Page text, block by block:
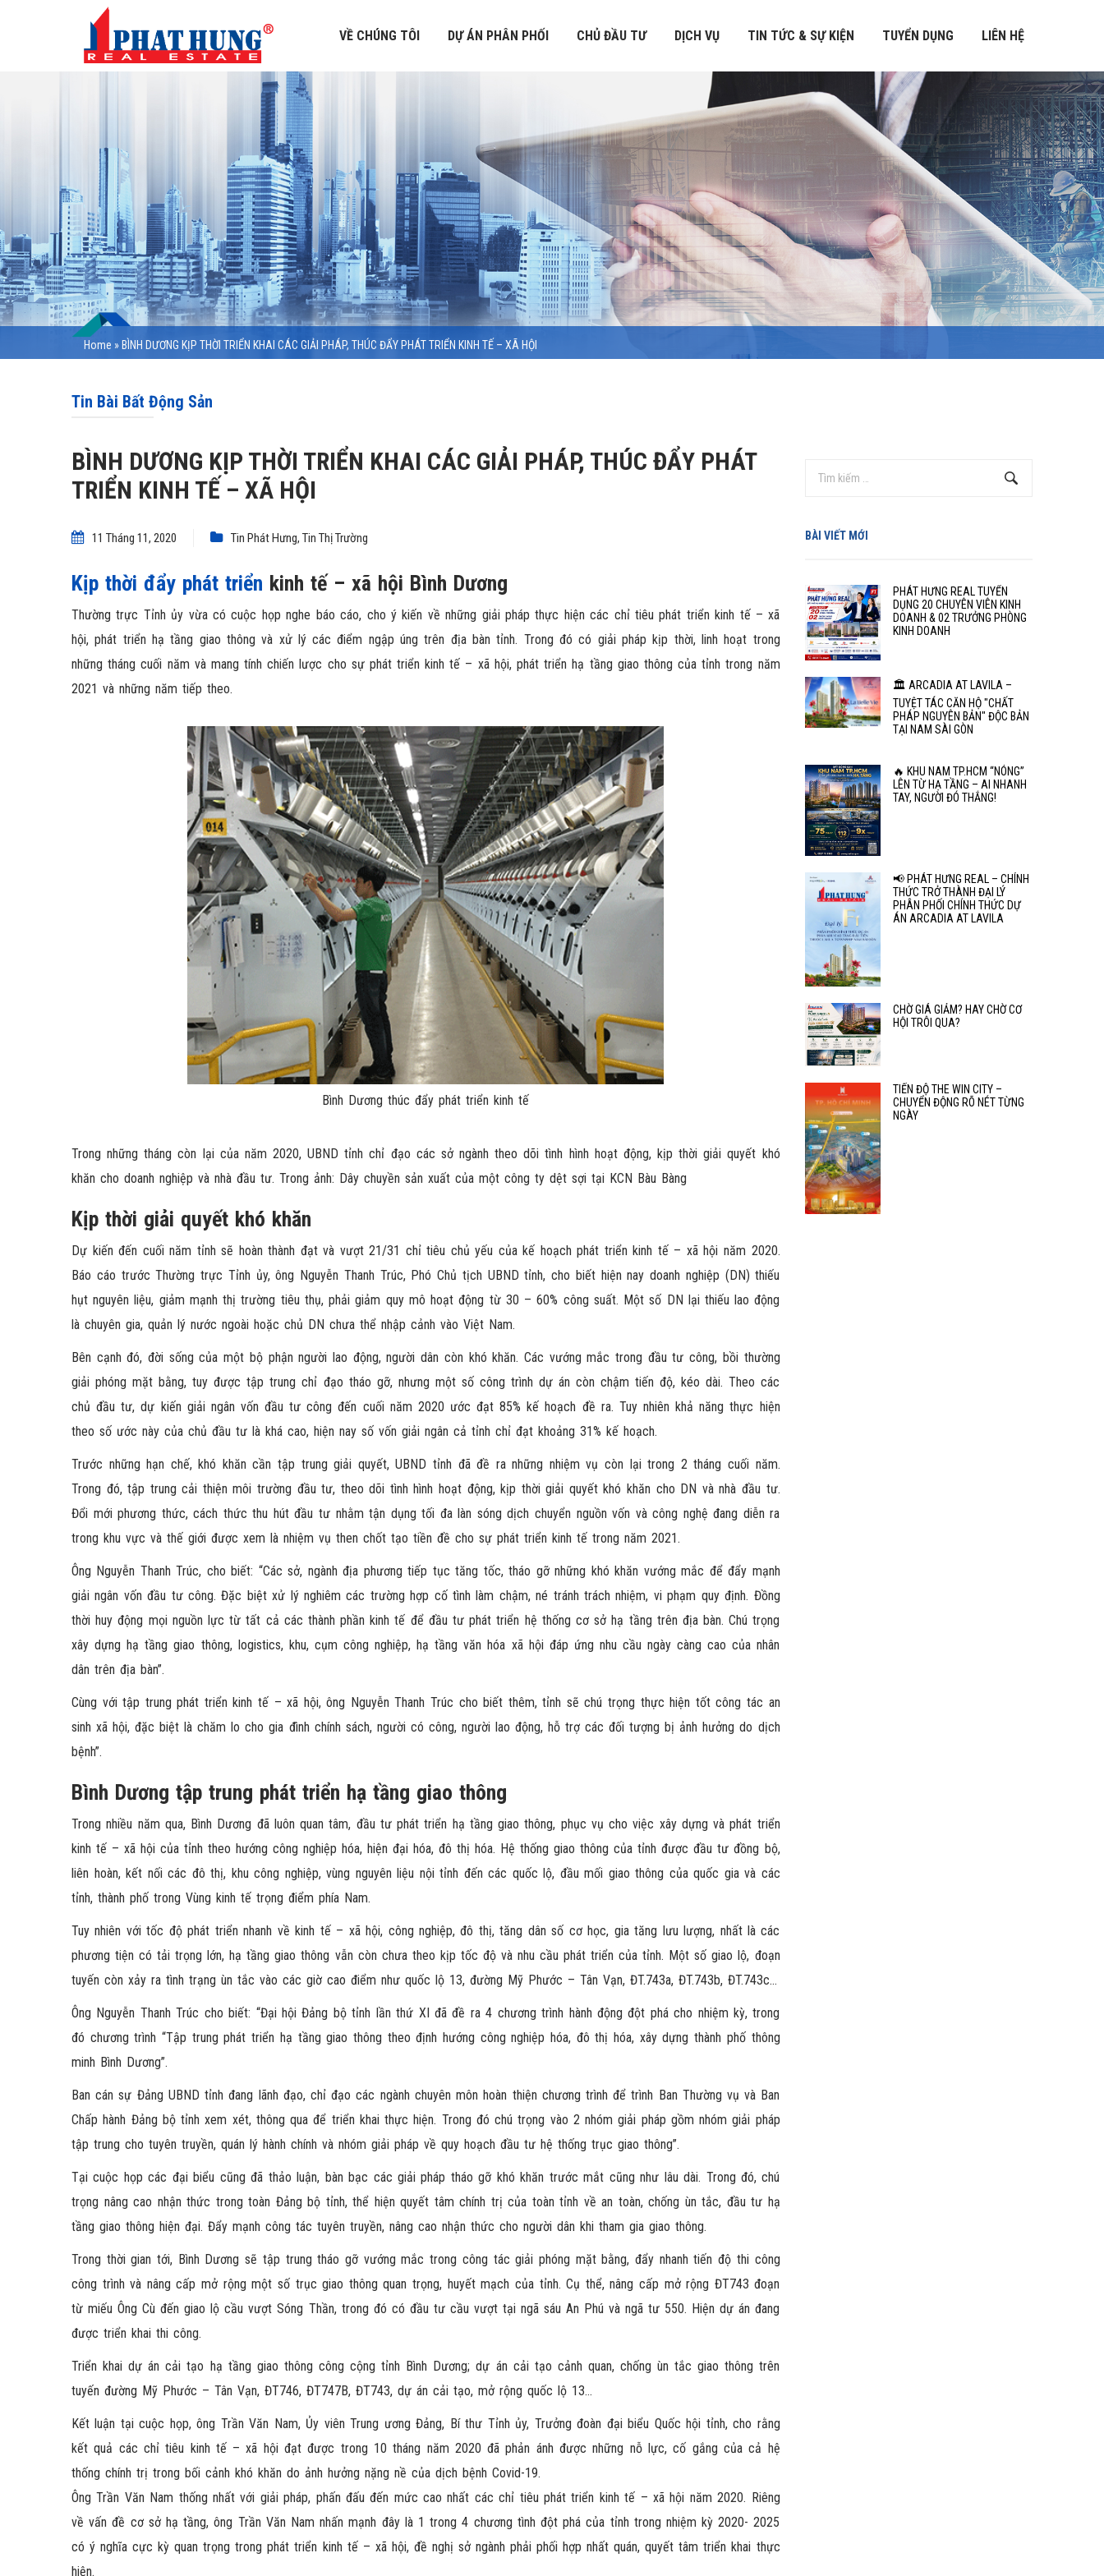
VỀ CHÚNG TÔI DỰ ÁN PHÂN PHỐI CHỦ ĐẦU TƯ DỊCH VỤ TIN TỨC & SỰ KIỆN TUYỂN DỤNG LIÊN HỆ
Home » BÌNH DƯƠNG KỊP THỜI TRIỂN KHAI CÁC GIẢI PHÁP, THÚC ĐẨY PHÁT TRIỂN KINH TẾ – XÃ HỘI
Tin Bài Bất Động Sản
BÌNH DƯƠNG KỊP THỜI TRIỂN KHAI CÁC GIẢI PHÁP, THÚC ĐẨY PHÁT
TRIỂN KINH TẾ – XÃ HỘI
11 Tháng 11, 2020 Tin Phát Hưng, Tin Thị Trường
Kịp thời đẩy phát triển kinh tế – xã hội Bình Dương
Thường trực Tỉnh ủy vừa có cuộc họp nghe báo cáo, cho ý kiến về những giải pháp thực hiện các chỉ tiêu phát triển kinh tế – xã
hội, phát triển hạ tầng giao thông và xử lý các điểm ngập úng trên địa bàn tỉnh. Trong đó có giải pháp kịp thời, linh hoạt trong
những tháng cuối năm và mang tính chiến lược cho sự phát triển kinh tế – xã hội, phát triển hạ tầng giao thông của tỉnh trong năm
2021 và những năm tiếp theo.
Bình Dương thúc đẩy phát triển kinh tế
Trong những tháng còn lại của năm 2020, UBND tỉnh chỉ đạo các sở ngành theo dõi tình hình hoạt động, kịp thời giải quyết khó
khăn cho doanh nghiệp và nhà đầu tư. Trong ảnh: Dây chuyền sản xuất của một công ty dệt sợi tại KCN Bàu Bàng
Kịp thời giải quyết khó khăn
Dự kiến đến cuối năm tỉnh sẽ hoàn thành đạt và vượt 21/31 chỉ tiêu chủ yếu của kế hoạch phát triển kinh tế – xã hội năm 2020.
Báo cáo trước Thường trực Tỉnh ủy, ông Nguyễn Thanh Trúc, Phó Chủ tịch UBND tỉnh, cho biết hiện nay doanh nghiệp (DN) thiếu
hụt nguyên liệu, giảm mạnh thị trường tiêu thụ, phải giảm quy mô hoạt động từ 30 – 60% công suất. Một số DN lại thiếu lao động
là chuyên gia, quản lý nước ngoài hoặc chủ DN chưa thể nhập cảnh vào Việt Nam.
Bên cạnh đó, đời sống của một bộ phận người lao động, người dân còn khó khăn. Các vướng mắc trong đầu tư công, bồi thường
giải phóng mặt bằng, tuy được tập trung chỉ đạo tháo gỡ, nhưng một số công trình dự án còn chậm tiến độ, kéo dài. Theo các
chủ đầu tư, dự kiến giải ngân vốn đầu tư công đến cuối năm 2020 ước đạt 85% kế hoạch đề ra. Tuy nhiên khả năng thực hiện
theo số ước này của chủ đầu tư là khá cao, hiện nay số vốn giải ngân cả tỉnh chỉ đạt khoảng 31% kế hoạch.
Trước những hạn chế, khó khăn cần tập trung giải quyết, UBND tỉnh đã đề ra những nhiệm vụ còn lại trong 2 tháng cuối năm.
Trong đó, tập trung cải thiện môi trường đầu tư, theo dõi tình hình hoạt động, kịp thời giải quyết khó khăn cho DN và nhà đầu tư.
Đổi mới phương thức, cách thức thu hút đầu tư nhằm tận dụng tối đa làn sóng dịch chuyển nguồn vốn và công nghệ đang diễn ra
trong khu vực và thế giới được xem là nhiệm vụ then chốt tạo tiền đề cho sự phát triển kinh tế trong năm 2021.
Ông Nguyễn Thanh Trúc, cho biết: “Các sở, ngành địa phương tiếp tục tăng tốc, tháo gỡ những khó khăn vướng mắc để đẩy mạnh
giải ngân vốn đầu tư công. Đặc biệt xử lý nghiêm các trường hợp cố tình làm chậm, né tránh trách nhiệm, vi phạm quy định. Đồng
thời huy động mọi nguồn lực từ tất cả các thành phần kinh tế để đầu tư phát triển hệ thống cơ sở hạ tầng trên địa bàn. Chú trọng
xây dựng hạ tầng giao thông, logistics, khu, cụm công nghiệp, hạ tầng văn hóa xã hội đáp ứng nhu cầu ngày càng cao của nhân
dân trên địa bàn”.
Cùng với tập trung phát triển kinh tế – xã hội, ông Nguyễn Thanh Trúc cho biết thêm, tỉnh sẽ chú trọng thực hiện tốt công tác an
sinh xã hội, đặc biệt là chăm lo cho gia đình chính sách, người có công, người lao động, hỗ trợ các đối tượng bị ảnh hưởng do dịch
bệnh”.
Bình Dương tập trung phát triển hạ tầng giao thông
Trong nhiều năm qua, Bình Dương đã luôn quan tâm, đầu tư phát triển hạ tầng giao thông, phục vụ cho việc xây dựng và phát triển
kinh tế – xã hội của tỉnh theo hướng công nghiệp hóa, hiện đại hóa, đô thị hóa. Hệ thống giao thông của tỉnh được đầu tư đồng bộ,
liên hoàn, kết nối các đô thị, khu công nghiệp, vùng nguyên liệu nội tỉnh đến các quốc lộ, đầu mối giao thông của quốc gia và các
tỉnh, thành phố trong Vùng kinh tế trọng điểm phía Nam.
Tuy nhiên với tốc độ phát triển nhanh về kinh tế – xã hội, công nghiệp, đô thị, tăng dân số cơ học, gia tăng lưu lượng, nhất là các
phương tiện có tải trọng lớn, hạ tầng giao thông vẫn còn chưa theo kịp tốc độ và nhu cầu phát triển của tỉnh. Một số giao lộ, đoạn
tuyến còn xảy ra tình trạng ùn tắc vào các giờ cao điểm như quốc lộ 13, đường Mỹ Phước – Tân Vạn, ĐT.743a, ĐT.743b, ĐT.743c…
Ông Nguyễn Thanh Trúc cho biết: “Đại hội Đảng bộ tỉnh lần thứ XI đã đề ra 4 chương trình hành động đột phá cho nhiệm kỳ, trong
đó chương trình “Tập trung phát triển hạ tầng giao thông theo định hướng công nghiệp hóa, đô thị hóa, xây dựng thành phố thông
minh Bình Dương”.
Ban cán sự Đảng UBND tỉnh đang lãnh đạo, chỉ đạo các ngành chuyên môn hoàn thiện chương trình để trình Ban Thường vụ và Ban
Chấp hành Đảng bộ tỉnh xem xét, thông qua để triển khai thực hiện. Trong đó chú trọng vào 2 nhóm giải pháp gồm nhóm giải pháp
tập trung cho tuyên truyền, quán lý hành chính và nhóm giải pháp về quy hoạch đầu tư hệ thống trục giao thông”.
Tại cuộc họp các đại biểu cũng đã thảo luận, bàn bạc các giải pháp tháo gỡ khó khăn trước mắt cũng như lâu dài. Trong đó, chú
trọng nâng cao nhận thức trong toàn Đảng bộ tỉnh, thể hiện quyết tâm chính trị của toàn tỉnh về an toàn, chống ùn tắc, đầu tư hạ
tầng giao thông hiện đại. Đẩy mạnh công tác tuyên truyền, nâng cao nhận thức cho người dân khi tham gia giao thông.
Trong thời gian tới, Bình Dương sẽ tập trung tháo gỡ vướng mắc trong công tác giải phóng mặt bằng, đẩy nhanh tiến độ thi công
công trình và nâng cấp mở rộng một số trục giao thông quan trọng, huyết mạch của tỉnh. Cụ thể, nâng cấp mở rộng ĐT743 đoạn
từ miếu Ông Cù đến giao lộ cầu vượt Sóng Thần, trong đó có đầu tư cầu vượt tại ngã sáu An Phú và ngã tư 550. Hiện dự án đang
được triển khai thi công.
Triển khai dự án cải tạo hạ tầng giao thông công cộng tỉnh Bình Dương; dự án cải tạo cảnh quan, chống ùn tắc giao thông trên
tuyến đường Mỹ Phước – Tân Vạn, ĐT746, ĐT747B, ĐT743, dự án cải tạo, mở rộng quốc lộ 13…
Kết luận tại cuộc họp, ông Trần Văn Nam, Ủy viên Trung ương Đảng, Bí thư Tỉnh ủy, Trưởng đoàn đại biểu Quốc hội tỉnh, cho rằng
kết quả các chỉ tiêu kinh tế – xã hội đạt được trong 10 tháng năm 2020 đã phản ánh được những nỗ lực, cố gắng của cả hệ
thống chính trị trong bối cảnh khó khăn do ảnh hưởng nặng nề của dịch bệnh Covid-19.
Ông Trần Văn Nam thống nhất với giải pháp, phấn đấu đến mức cao nhất các chỉ tiêu phát triển kinh tế – xã hội năm 2020. Riêng
về vấn đề cơ sở hạ tầng, ông Trần Văn Nam nhấn mạnh đây là 1 trong 4 chương tình đột phá của tỉnh trong nhiệm kỳ 2020- 2025
có ý nghĩa cực kỳ quan trọng trong phát triển kinh tế – xã hội, đề nghị sở ngành phải phối hợp nhất quán, quyết tâm triển khai thực
hiện.
BÀI VIẾT MỚI
PHÁT HƯNG REAL TUYỂN
DỤNG 20 CHUYÊN VIÊN KINH
DOANH & 02 TRƯỞNG PHÒNG
KINH DOANH
🏛️ ARCADIA AT LAVILA –
TUYỆT TÁC CĂN HỘ "CHẤT
PHÁP NGUYÊN BẢN" ĐỘC BẢN
TẠI NAM SÀI GÒN
🔥 KHU NAM TP.HCM “NÓNG”
LÊN TỪ HẠ TẦNG – AI NHANH
TAY, NGƯỜI ĐÓ THẮNG!
📢 PHÁT HƯNG REAL – CHÍNH
THỨC TRỞ THÀNH ĐẠI LÝ
PHÂN PHỐI CHÍNH THỨC DỰ
ÁN ARCADIA AT LAVILA
CHỜ GIÁ GIẢM? HAY CHỜ CƠ
HỘI TRÔI QUA?
TIẾN ĐỘ THE WIN CITY –
CHUYỂN ĐỘNG RÕ NÉT TỪNG
NGÀY